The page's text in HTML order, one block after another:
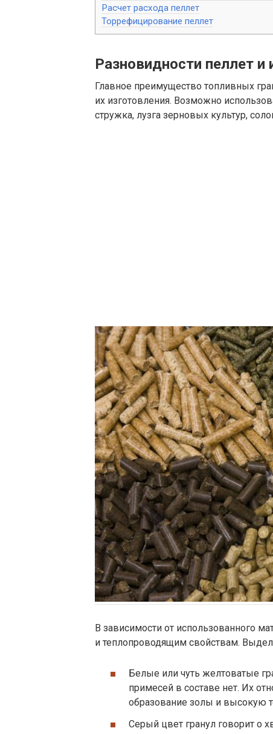
Расчет расхода пеллет
Торрефицирование пеллет
Разновидности пеллет
Главное преимущество топливных
их изготовления. Возможно
стружка, лузга зерновых культур,
В зависимости от использованного
и теплопроводящим свойствам.
Белые или чуть желтоватые
примесей в составе нет. Их
образование золы и высокую
Серый цвет гранул говорит о